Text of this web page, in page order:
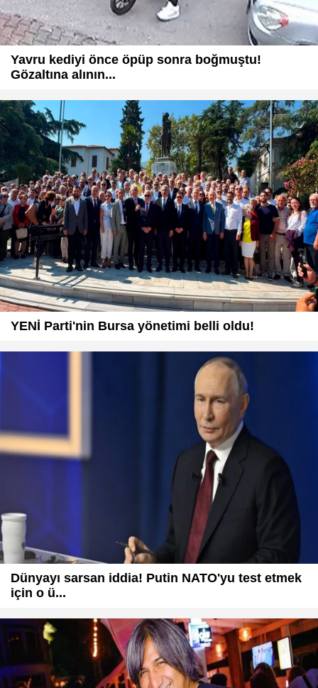
Yavru kediyi önce öpüp sonra boğmuştu!
Gözaltına alının...
YENİ Parti'nin Bursa yönetimi belli oldu!
Dünyayı sarsan iddia! Putin NATO'yu test etmek
için o ü...